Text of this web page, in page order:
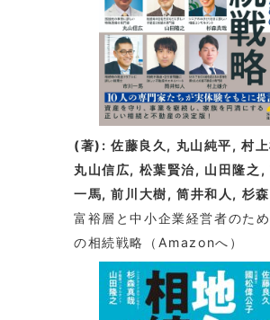
(著): 佐藤良久, 丸山純平, 村
丸山信広, 松葉賢治, 山田隆之,
一馬, 前川大樹, 筒井和人, 杉
富裕層と中小企業経営者のた
の相続戦略
（Amazonへ）